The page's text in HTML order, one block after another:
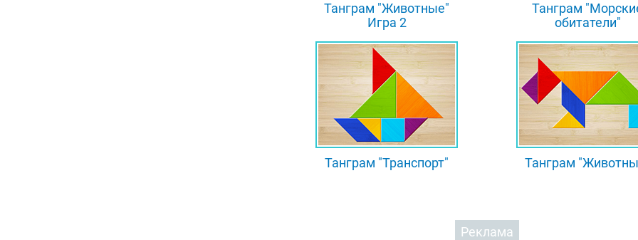
Танграм "Животные"
Игра 2
Танграм
обитатели"
Танграм "Транспорт" Танграм
Реклама